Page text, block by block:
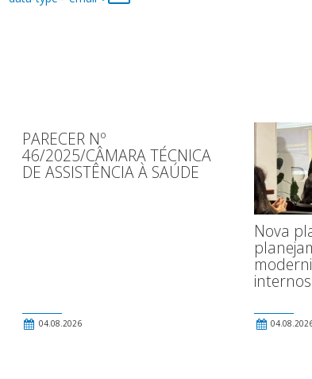
PARECER Nº
46/2025/CÂMARA TÉCNICA
DE ASSISTÊNCIA À SAÚDE
04.08.2026
Nova